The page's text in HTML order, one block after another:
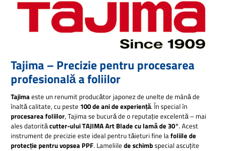
Tajima – Precizie pentru procesarea
profesională a foliilor
Tajimaeste un renumit producător japonez de unelte de mână de
înaltă calitate, cu peste 100 de ani de experiență. În special în
procesarea foliilor, Tajima se bucură de o reputație excelentă – mai
ales datorităcutter-ului TAJIMA Art Blade cu lamă de 30°. Acest
instrument de precizie este ideal pentru tăieturi fine lafoliile de
protecție pentru vopsea PPF. Lameliile de schimbspecial ascuțite